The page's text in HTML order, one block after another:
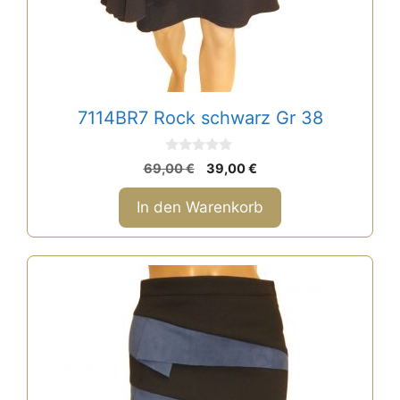
7114BR7 Rock schwarz Gr 38
0
v
o
n
5
69,00€
Ursprünglicher
Preis
war:
69,00 €
39,00€Aktueller
Preis
ist:
39,00 €.
In den Warenkorb